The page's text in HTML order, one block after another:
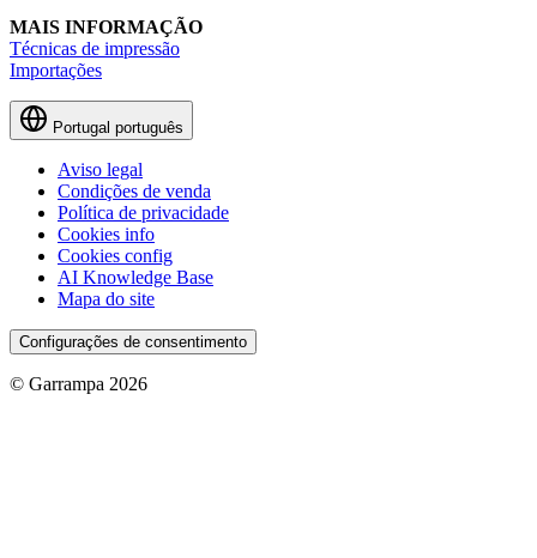
MAIS INFORMAÇÃO
Técnicas de impressão
Importações
Portugal português
Aviso legal
Condições de venda
Política de privacidade
Cookies info
Cookies config
AI Knowledge Base
Mapa do site
Configurações de consentimento
© Garrampa 2026